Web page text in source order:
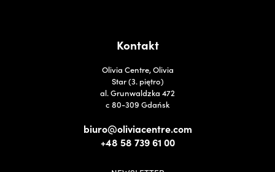
Kontakt
Olivia Centre, Olivia
Star (3. piętro)
al. Grunwaldzka 472
c 80-309 Gdańsk
biuro@oliviacentre.com
+48 58 739 61 00